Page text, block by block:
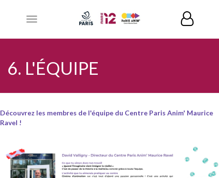
Toggle
6. L'ÉQUIPE
Découvrez les membres de l'équipe du Centre Paris Anim' Maurice
Ravel !